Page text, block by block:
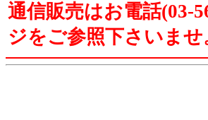
通信販売はお電話(03-
ジをご参照下さいませ